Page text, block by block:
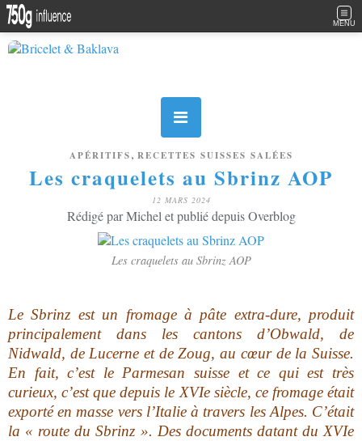
MENU
APÉRITIFS, RECETTES SUISSES SALÉES
Les craquelets au Sbrinz AOP
12 MARS 2024
Rédigé par Michel et publié depuis Overblog
Les craquelets au Sbrinz AOP
Le Sbrinz est un fromage à pâte extra-dure, produit
principalement dans les cantons d’Obwald, de
Nidwald, de Lucerne et de Zoug, au cœur de la Suisse.
En fait, c’est le Parmesan suisse et ce qui est très
curieux, c’est que depuis le XVIe siècle, ce fromage était
exporté en masse vers l’Italie à travers les Alpes. C’était
la « route du Sbrinz ». Des documents datant du XVIe